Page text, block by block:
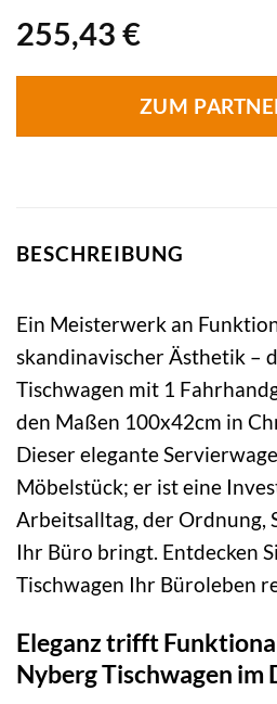
255,43 €
ZUM
BESCHREIBUNG
Ein Meisterwerk an
skandinavischer Ästhetik –
Tischwagen mit 1
den Maßen 100x42cm in
Dieser elegante
Möbelstück; er ist eine
Arbeitsalltag, der Ordnung,
Ihr Büro bringt. Entdecken
Tischwagen Ihr Büroleben
Eleganz trifft
Nyberg Tischwagen im